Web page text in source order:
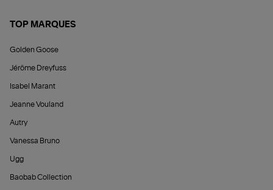
TOP MARQUES
Golden Goose
Jérôme Dreyfuss
Isabel Marant
Jeanne Vouland
Autry
Vanessa Bruno
Ugg
Baobab Collection